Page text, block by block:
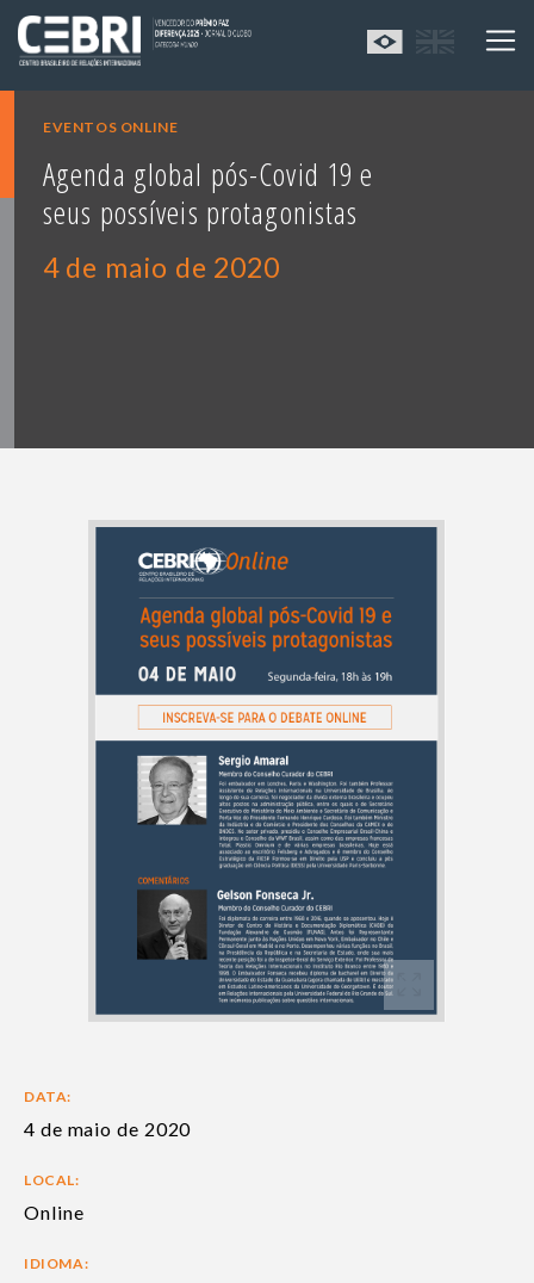
EVENTOS ONLINE
Agenda global pós-Covid 19 e
seus possíveis protagonistas
4 de maio de 2020
DATA:
4 de maio de 2020
LOCAL:
Online
IDIOMA: